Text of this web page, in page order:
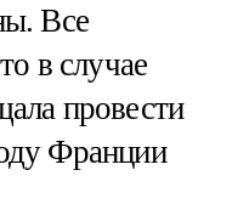
Все
в случае
провести
Франции